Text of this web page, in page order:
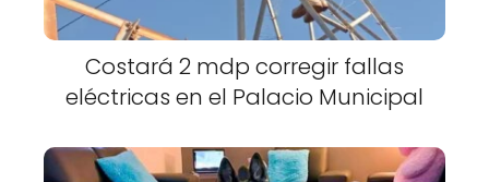
Costará 2 mdp corregir fallas
eléctricas en el Palacio Municipal